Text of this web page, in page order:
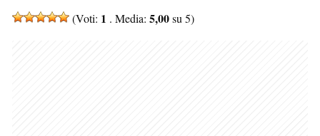
(Voti: 1 . Media: 5,00su 5)